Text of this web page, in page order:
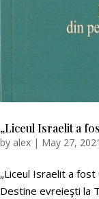
„Liceul Israelit a
by alex | May 27, 2021
„Liceul Israelit a fost
Destine evreieşti la